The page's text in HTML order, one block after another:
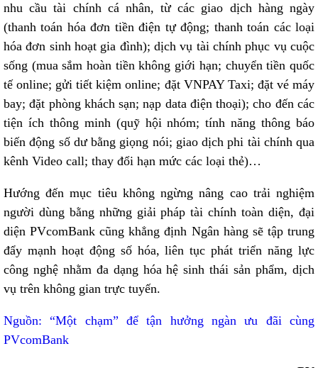
nhu cầu tài chính cá nhân, từ các giao dịch hàng ngày
(thanh toán hóa đơn tiền điện tự động; thanh toán các loại
hóa đơn sinh hoạt gia đình); dịch vụ tài chính phục vụ cuộc
sống (mua sắm hoàn tiền không giới hạn; chuyển tiền quốc
tế online; gửi tiết kiệm online; đặt VNPAY Taxi; đặt vé máy
bay; đặt phòng khách sạn; nạp data điện thoại); cho đến các
tiện ích thông minh (quỹ hội nhóm; tính năng thông báo
biến động số dư bằng giọng nói; giao dịch phi tài chính qua
kênh Video call; thay đổi hạn mức các loại thẻ)…
Hướng đến mục tiêu không ngừng nâng cao trải nghiệm
người dùng bằng những giải pháp tài chính toàn diện, đại
diện PVcomBank cũng khẳng định Ngân hàng sẽ tập trung
đẩy mạnh hoạt động số hóa, liên tục phát triển năng lực
công nghệ nhằm đa dạng hóa hệ sinh thái sản phẩm, dịch
vụ trên không gian trực tuyến.
Nguồn: “Một chạm” để tận hưởng ngàn ưu đãi cùng
PVcomBank